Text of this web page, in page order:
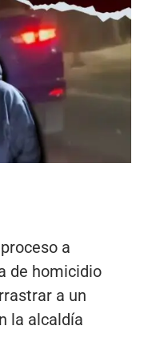
a
de homicidio
a un
la alcaldía